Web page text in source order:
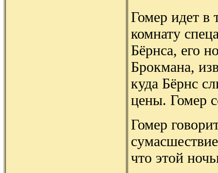
Гомер идет в
комнату
Бёрнса, его
Брокмана,
куда Бёрнс
цены. Гомер
Гомер
что этой